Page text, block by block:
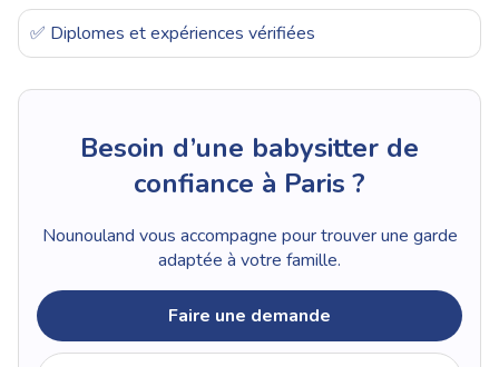
✅ Diplomes et expériences vérifiées
Besoin d’une babysitter de
confiance à Paris ?
Nounouland vous accompagne pour trouver une garde
adaptée à votre famille.
Faire une demande